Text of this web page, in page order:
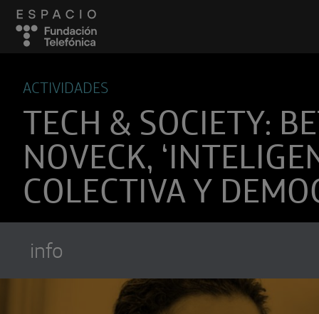
ACTIVIDADES
TECH & SOCIETY:
NOVECK,
COLECTIVA Y
infoSuscríbete a
Utiliza cualquiera de tus clietes
recibir los nuevos episodios al